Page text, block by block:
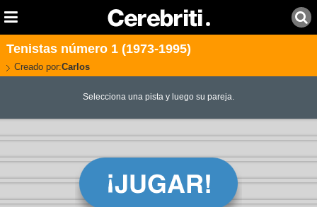
Tenistas número 1 (1973-1995)
Creado por:Carlos
Selecciona una pista y luego su pareja.